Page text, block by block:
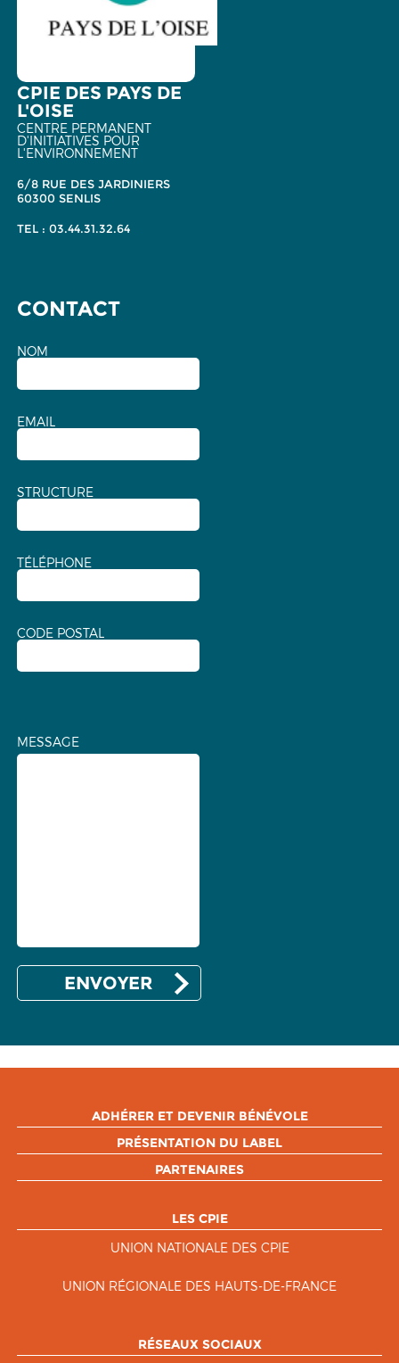
CPIE DES PAYS DE
L'OISE
CENTRE PERMANENT
D'INITIATIVES POUR
L'ENVIRONNEMENT
6/8 RUE DES JARDINIERS
60300 SENLIS
TEL : 03.44.31.32.64
CONTACT
NOM
EMAIL
STRUCTURE
TÉLÉPHONE
CODE POSTAL
MESSAGE
ADHÉRER ET DEVENIR BÉNÉVOLE
PRÉSENTATION DU LABEL
PARTENAIRES
LES CPIE
UNION NATIONALE DES CPIE
UNION RÉGIONALE DES HAUTS-DE-FRANCE
RÉSEAUX SOCIAUX